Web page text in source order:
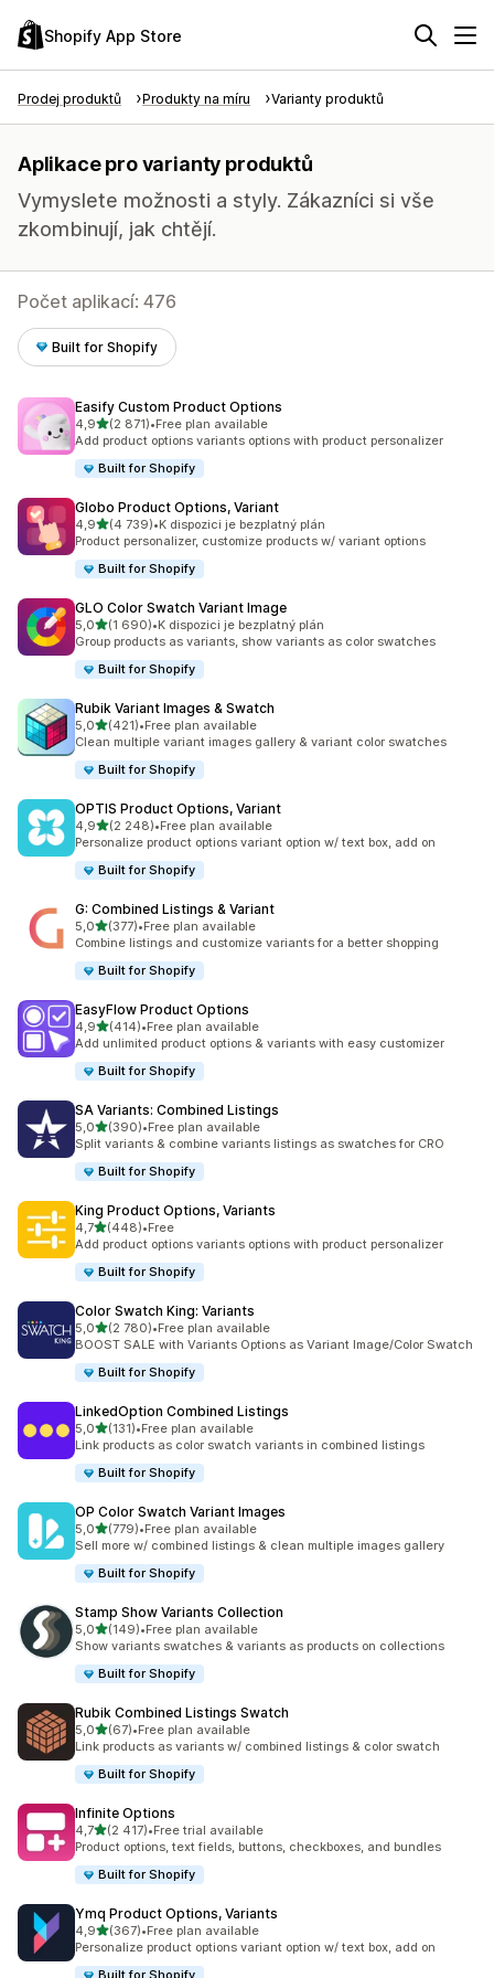
Shopify App Store
Prodej produktů Produkty na míru Varianty produktů
Aplikace pro varianty produktů
Vymyslete možnosti a styly. Zákazníci si vše
zkombinují, jak chtějí.
Počet aplikací: 476
Built for Shopify
Easify Custom Product Options
4,9z 5 hvězd
(2 871)
Celkový počet recenzí: 2871
•Free plan available
Add product options variants options with product personalizer
Built for Shopify
Globo Product Options, Variant
4,9z 5 hvězd
(4 739)
Celkový počet recenzí: 4739
•K dispozici je bezplatný plán
Product personalizer, customize products w/ variant options
Built for Shopify
GLO Color Swatch Variant Image
5,0z 5 hvězd
(1 690)
Celkový počet recenzí: 1690
•K dispozici je bezplatný plán
Group products as variants, show variants as color swatches
Built for Shopify
Rubik Variant Images & Swatch
5,0z 5 hvězd
(421)
Celkový počet recenzí: 421
•Free plan available
Clean multiple variant images gallery & variant color swatches
Built for Shopify
OPTIS Product Options, Variant
4,9z 5 hvězd
(2 248)
Celkový počet recenzí: 2248
•Free plan available
Personalize product options variant option w/ text box, add on
Built for Shopify
G: Combined Listings & Variant
5,0z 5 hvězd
(377)
Celkový počet recenzí: 377
•Free plan available
Combine listings and customize variants for a better shopping
Built for Shopify
EasyFlow Product Options
4,9z 5 hvězd
(414)
Celkový počet recenzí: 414
•Free plan available
Add unlimited product options & variants with easy customizer
Built for Shopify
SA Variants: Combined Listings
5,0z 5 hvězd
(390)
Celkový počet recenzí: 390
•Free plan available
Split variants & combine variants listings as swatches for CRO
Built for Shopify
King Product Options, Variants
4,7z 5 hvězd
(448)
Celkový počet recenzí: 448
•Free
Add product options variants options with product personalizer
Built for Shopify
Color Swatch King: Variants
5,0z 5 hvězd
(2 780)
Celkový počet recenzí: 2780
•Free plan available
BOOST SALE with Variants Options as Variant Image/Color Swatch
Built for Shopify
LinkedOption Combined Listings
5,0z 5 hvězd
(131)
Celkový počet recenzí: 131
•Free plan available
Link products as color swatch variants in combined listings
Built for Shopify
OP Color Swatch Variant Images
5,0z 5 hvězd
(779)
Celkový počet recenzí: 779
•Free plan available
Sell more w/ combined listings & clean multiple images gallery
Built for Shopify
Stamp Show Variants Collection
5,0z 5 hvězd
(149)
Celkový počet recenzí: 149
•Free plan available
Show variants swatches & variants as products on collections
Built for Shopify
Rubik Combined Listings Swatch
5,0z 5 hvězd
(67)
Celkový počet recenzí: 67
•Free plan available
Link products as variants w/ combined listings & color swatch
Built for Shopify
Infinite Options
4,7z 5 hvězd
(2 417)
Celkový počet recenzí: 2417
•Free trial available
Product options, text fields, buttons, checkboxes, and bundles
Built for Shopify
Ymq Product Options, Variants
4,9z 5 hvězd
(367)
Celkový počet recenzí: 367
•Free plan available
Personalize product options variant option w/ text box, add on